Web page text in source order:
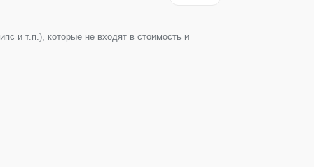
и т.п.), которые не входят в стоимость и